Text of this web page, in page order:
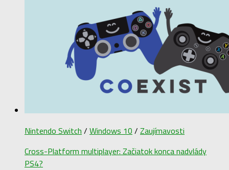
Nintendo Switch / Windows 10 / Zaujímavosti
Cross-Platform multiplayer: Začiatok konca nadvlády
PS4?